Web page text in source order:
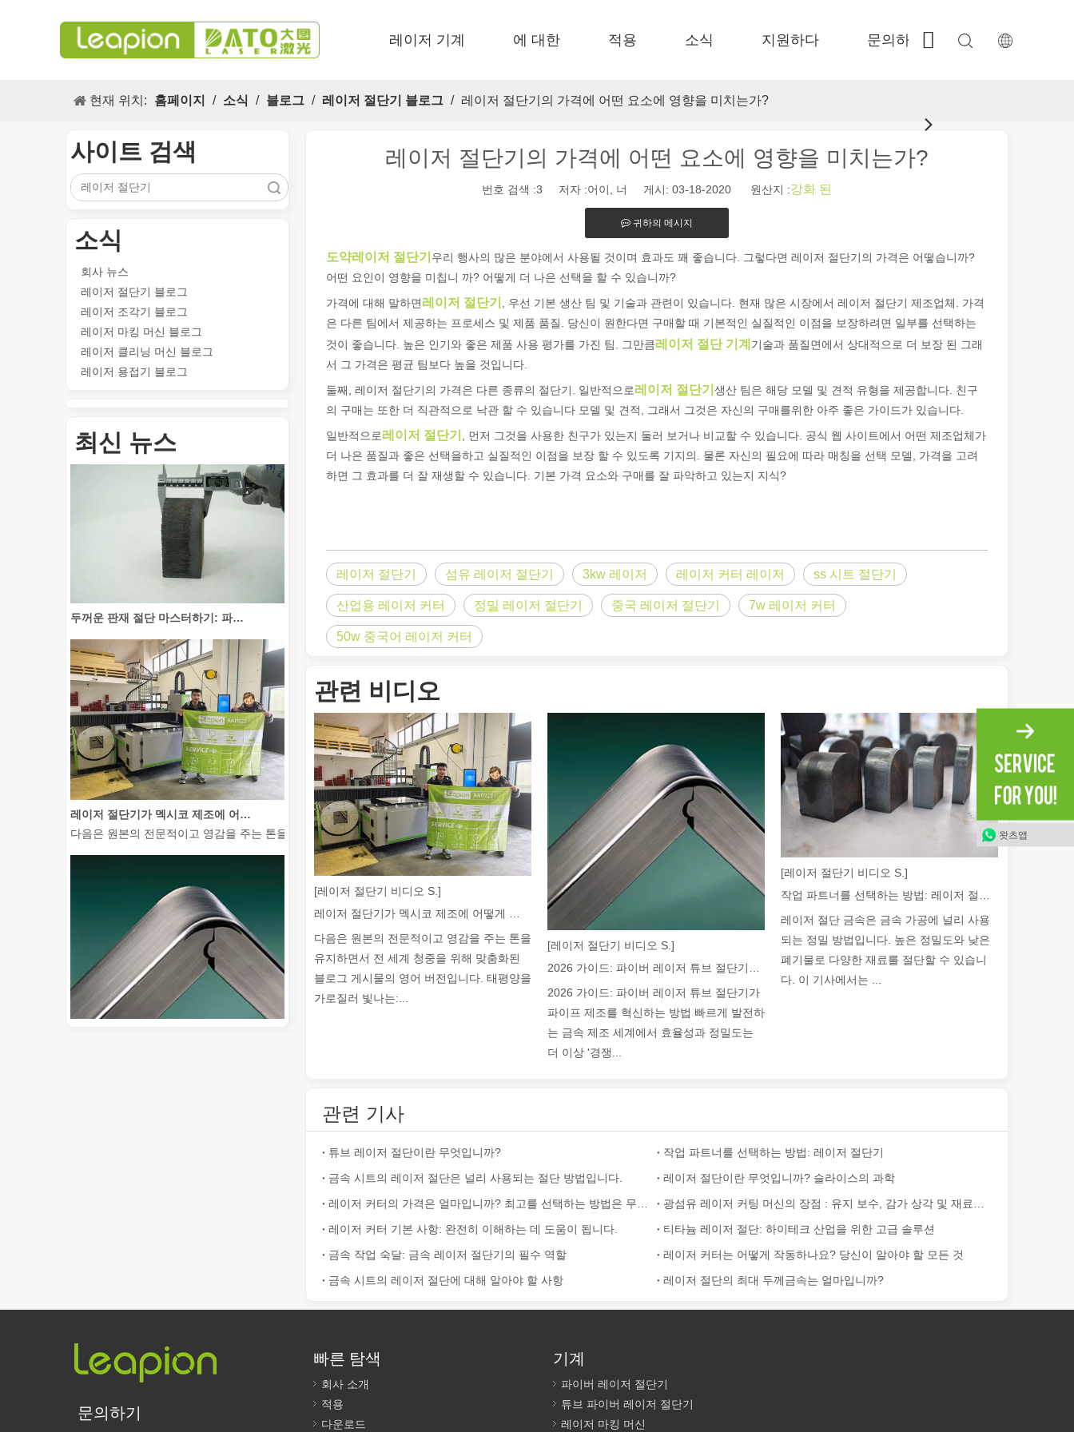
레이저 기계 에 대한 적용 소식 지원하다 문의하기
현재 위치: 홈페이지 / 소식 / 블로그 / 레이저 절단기 블로그 / 레이저 절단기의 가격에 어떤 요소에 영향을 미치는가?
사이트 검색
소식
회사 뉴스
레이저 절단기 블로그
레이저 조각기 블로그
레이저 마킹 머신 블로그
레이저 클리닝 머신 블로그
레이저 용접기 블로그
최신 뉴스
레이저 마킹 머신의 다목적 적용 s 및 뛰어난 기능은 현대식 제조 및 산업 환경으로, 레이저 마킹 머신은 필수적인 도구로 등장하여 제품이 표시되고 식별되는 방식에 혁명을 일으켰습니다. 다양한 산업에
다음은 원본의 전문적이고 영감을 주는 톤을 유지하면서 전 세계 청중을 위해 맞춤화된 블로그 게시물의 영어 버전입니다. 태평양을 가로질러 빛나는: 레이저 절단 기계가 멕시코 제조에 힘을 실어주는 방
레이저 절단기의 가격에 어떤 요소에 영향을 미치는가?
번호 검색 :3 저자 :어이, 너 게시: 03-18-2020 원산지 :강화 된
귀하의 메시지
도약레이저 절단기 우리 행사의 많은 분야에서 사용될 것이며 효과도 꽤 좋습니다. 그렇다면 레이저 절단기의 가격은 어떻습니까?
어떤 요인이 영향을 미칩니 까? 어떻게 더 나은 선택을 할 수 있습니까?
가격에 대해 말하면레이저 절단기
, 우선 기본 생산 팀 및 기술과 관련이 있습니다. 현재 많은 시장에서 레이저 절단기 제조업체. 가격
은 다른 팀에서 제공하는 프로세스 및 제품 품질. 당신이 원한다면 구매할 때 기본적인 실질적인 이점을 보장하려면 일부를 선택하는
것이 좋습니다. 높은 인기와 좋은 제품 사용 평가를 가진 팀. 그만큼레이저 절단 기계 기술과 품질면에서 상대적으로 더 보장 된 그래
서 그 가격은 평균 팀보다 높을 것입니다.
둘째, 레이저 절단기의 가격은 다른 종류의 절단기. 일반적으로레이저 절단기 생산 팀은 해당 모델 및 견적 유형을 제공합니다. 친구
의 구매는 또한 더 직관적으로 낙관 할 수 있습니다 모델 및 견적, 그래서 그것은 자신의 구매를위한 아주 좋은 가이드가 있습니다.
일반적으로레이저 절단기
, 먼저 그것을 사용한 친구가 있는지 둘러 보거나 비교할 수 있습니다. 공식 웹 사이트에서 어떤 제조업체가
더 나은 품질과 좋은 선택을하고 실질적인 이점을 보장 할 수 있도록 기지의. 물론 자신의 필요에 따라 매칭을 선택 모델, 가격을 고려
하면 그 효과를 더 잘 재생할 수 있습니다. 기본 가격 요소와 구매를 잘 파악하고 있는지 지식?
레이저 절단기 섬유 레이저 절단기 3kw 레이저 레이저 커터 레이저 ss 시트 절단기
산업용 레이저 커터 정밀 레이저 절단기 중국 레이저 절단기 7w 레이저 커터
50w 중국어 레이저 커터
관련 비디오
[레이저 절단기 비디오 S.]
다음은 원본의 전문적이고 영감을 주는 톤을
유지하면서 전 세계 청중을 위해 맞춤화된
블로그 게시물의 영어 버전입니다. 태평양을
가로질러 빛나는:...
[레이저 절단기 비디오 S.]
2026 가이드: 파이버 레이저 튜브 절단기가
파이프 제조를 혁신하는 방법 빠르게 발전하
는 금속 제조 세계에서 효율성과 정밀도는
더 이상 '경쟁...
[레이저 절단기 비디오 S.]
작업 파트너를 선택하는 방법: 레이저 절단기
레이저 절단 금속은 금속 가공에 널리 사용
되는 정밀 방법입니다. 높은 정밀도와 낮은
폐기물로 다양한 재료를 절단할 수 있습니
다. 이 기사에서는 ...
관련 기사
튜브 레이저 절단이란 무엇입니까?
작업 파트너를 선택하는 방법: 레이저 절단기
금속 시트의 레이저 절단은 널리 사용되는 절단 방법입니다.
레이저 절단이란 무엇입니까? 슬라이스의 과학
레이저 커터 기본 사항: 완전히 이해하는 데 도움이 됩니다.
티타늄 레이저 절단: 하이테크 산업을 위한 고급 솔루션
금속 작업 숙달: 금속 레이저 절단기의 필수 역할
레이저 커터는 어떻게 작동하나요? 당신이 알아야 할 모든 것
금속 시트의 레이저 절단에 대해 알아야 할 사항
레이저 절단의 최대 두께금속는 얼마입니까?
문의하기
왓츠앱
빠른 탐색
회사 소개
적용
다운로드
기계
파이버 레이저 절단기
튜브 파이버 레이저 절단기
레이저 마킹 머신